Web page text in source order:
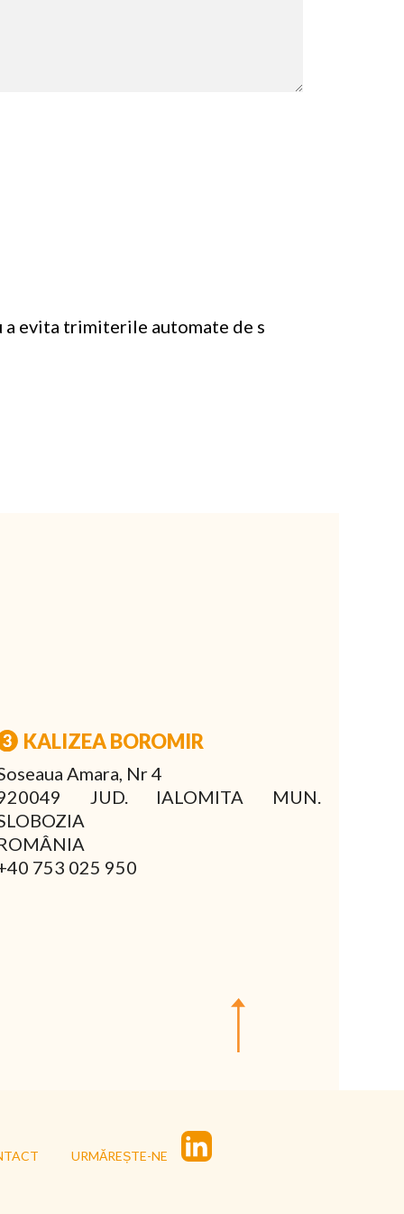
evita trimiterile automate de s
KALIZEA BOROMIR
Amara, Nr 4
JUD. IALOMITA MUN.
753 025 950
URMĂREȘTE-NE